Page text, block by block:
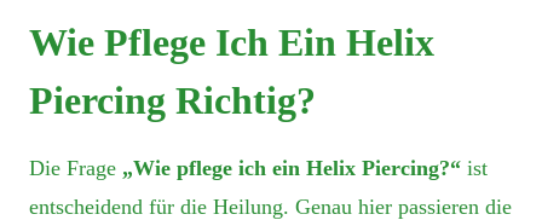
Wie Pflege Ich Ein Helix
Piercing Richtig?
Die Frage „Wie pflege ich ein Helix Piercing?“ ist
entscheidend für die Heilung. Genau hier passieren die